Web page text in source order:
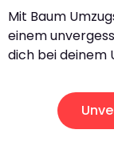
Mit Baum
einem
dich bei deinem